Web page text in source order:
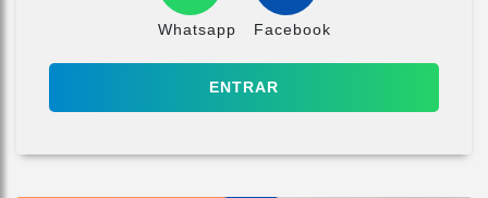
Whatsapp Facebook
ENTRAR